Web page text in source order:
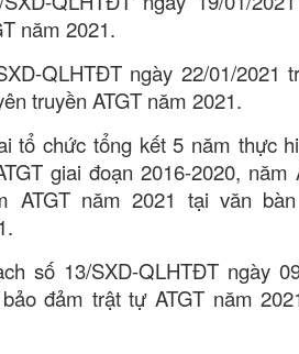
năm 2021.
QLHTĐT ngày 22/01/2021
truyền ATGT năm 2021.
tổ chức tổng kết 5 năm thực
giai đoạn 2016-2020, năm
ATGT năm 2021 tại văn
số 13/SXD-QLHTĐT ngày
đảm trật tự ATGT năm